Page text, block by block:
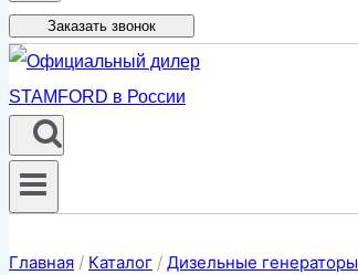
Заказать звонок
Главная / Каталог / Дизельные генераторы